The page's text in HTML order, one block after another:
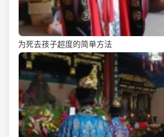
为死去孩子超度的简单方法